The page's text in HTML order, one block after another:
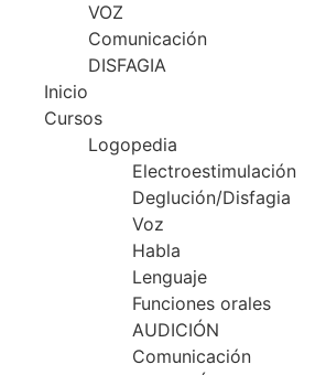
VOZ
Comunicación
DISFAGIA
Inicio
Cursos
Logopedia
Electroestimulación
Deglución/Disfagia
Voz
Habla
Lenguaje
Funciones orales
AUDICIÓN
Comunicación